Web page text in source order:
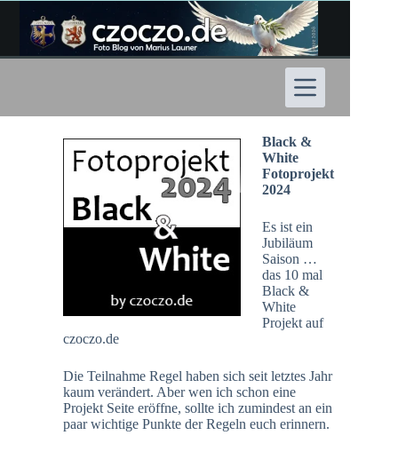
Inhalt
springen
Black &
White
Fotoprojekt
2024
Es ist ein
Jubiläum
Saison …
das 10 mal
Black &
White
Projekt auf
czoczo.de
Die Teilnahme Regel haben sich seit letztes Jahr
kaum verändert. Aber wen ich schon eine
Projekt Seite eröffne, sollte ich zumindest an ein
paar wichtige Punkte der Regeln euch erinnern.